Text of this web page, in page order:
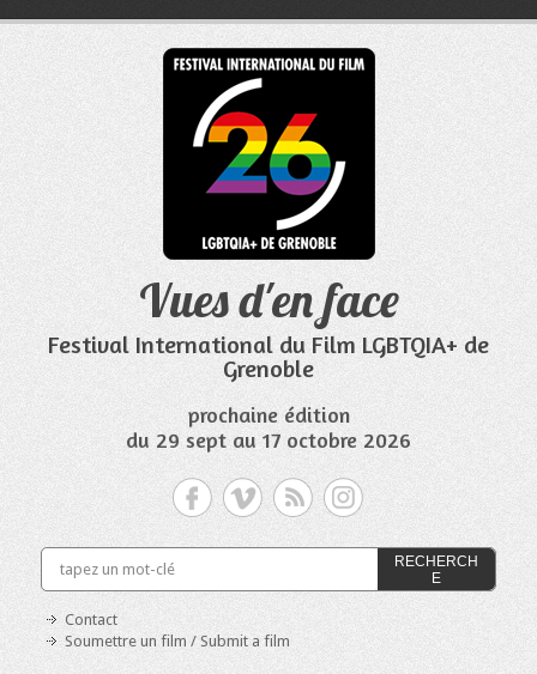
Vues d'en face
Festival International du Film LGBTQIA+ de
Grenoble
prochaine édition
du 29 sept au 17 octobre 2026
RECHERCH
E
Contact
Soumettre un film / Submit a film